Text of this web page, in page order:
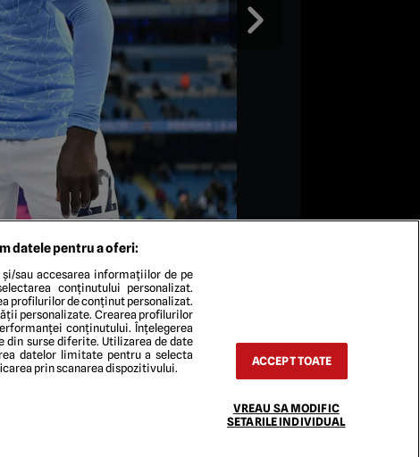
Trophy as Manchester City are
at Etihad Stadium on May 23, 2021
begin to ease in the UK. (Photo by
datele pentru a oferi:
sau accesarea informațiilor de pe
conținutului personalizat.
profilurilor de conținut personalizat.
personalizate. Crearea profilurilor
conținutului. Înțelegerea
surse diferite. Utilizarea de date
datelor limitate pentru a selecta
prin scanarea dispozitivului.
ACCEPT TOATE
VREAU SA MODIFIC
SETARILE INDIVIDUAL